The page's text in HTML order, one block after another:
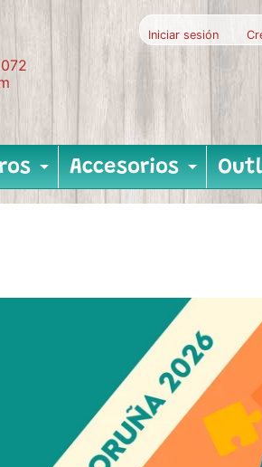
Iniciar sesión
child menu
Expand child
Accesorios